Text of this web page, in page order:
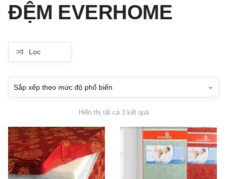
ĐỆM EVERHOME
Lọc
Hiển thị tất cả 3 kết quảĐã
xếp
theo
mức
độ